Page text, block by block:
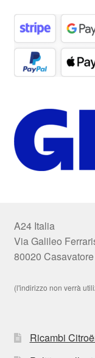
A24 Italia
Via Galileo
80020
(l'indirizzo non verrà
Ricambi